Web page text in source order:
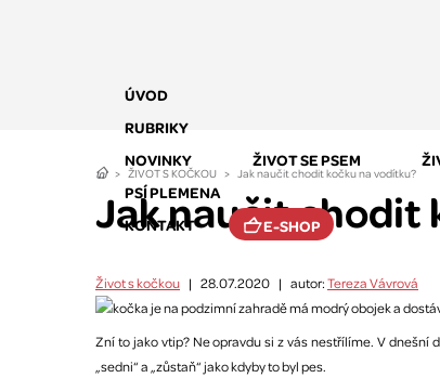
ÚVOD
RUBRIKY
NOVINKY
ŽIVOT SE PSEM
PSÍ PLEMENA
KONTAKT
E-SHOP
ŽIVOT S KOČKOU Jak naučit chodit kočku na vodítku?
Jak naučit chodit
Život s kočkou | 28.07.2020 | autor:Tereza Vávrová
Zní to jako vtip? Ne opravdu si z vás nestřílíme. V
„sedni“ a „zůstaň“ jako kdyby to byl pes.